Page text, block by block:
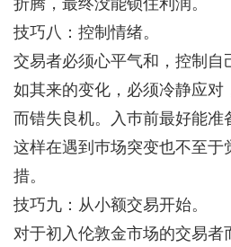
技巧八：控制情绪。
交易者必须心平气和，控制
如其来的变化，必须冷静应对
而错失良机。入巿前最好能准
这样在遇到巿场突变也不至
措。
技巧九：从小额交易开始。
对于初入伦敦金市场的交易